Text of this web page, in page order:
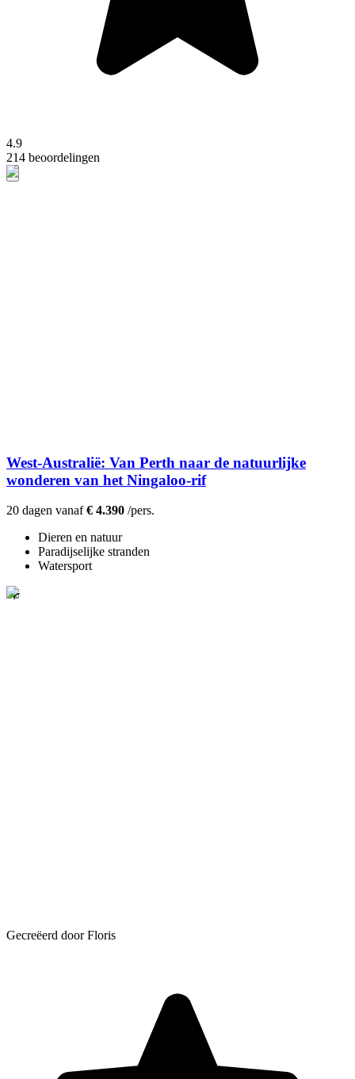
4.9
214 beoordelingen
West-Australië: Van Perth naar de natuurlijke
wonderen van het Ningaloo-rif
20 dagen vanaf€ 4.390 /pers.
Dieren en natuur
Paradijselijke stranden
Watersport
Gecreëerd door Floris